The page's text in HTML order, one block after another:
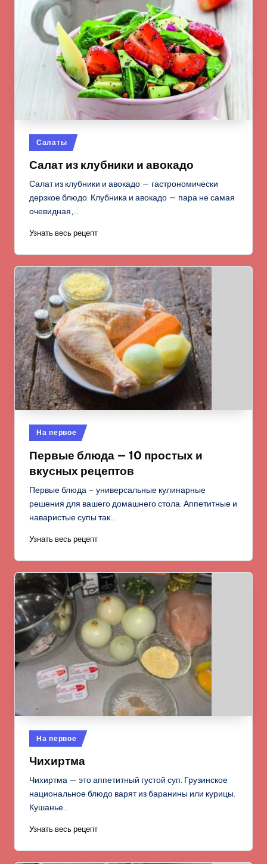
Опубликовано
в
Салаты
Салат из клубники и авокадо
Салат из клубники и авокадо — гастрономически
дерзкое блюдо. Клубника и авокадо — пара не самая
очевидная,…
Узнать весь рецепт
Опубликовано
в
На первое
Первые блюда — 10 простых и
вкусных рецептов
Первые блюда – универсальные кулинарные
решения для вашего домашнего стола. Аппетитные и
наваристые супы так…
Узнать весь рецепт
Опубликовано
в
На первое
Чихиртма
Чихиртма — это аппетитный густой суп. Грузинское
национальное блюдо варят из баранины или курицы.
Кушанье…
Узнать весь рецепт